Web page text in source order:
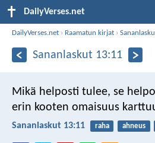
DailyVerses.net
DailyVerses.net › Raamatun kirjat ›
Sananlaskut 13:11
Mikä helposti tulee, se
erin kooten omaisuus
Sananlaskut 13:11 raha ahneus